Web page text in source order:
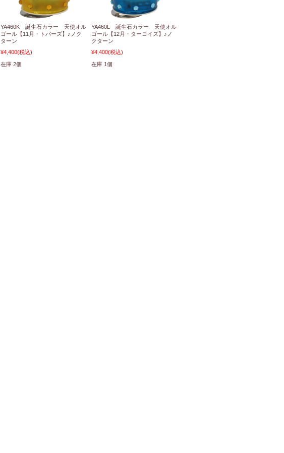
YA460K 誕生石カラー 天使オル
ゴール【11月・トパーズ】♪ノク
ターン
¥4,400(税込)
在庫 2個
YA460L 誕生石カラー 天使オル
ゴール【12月・ターコイズ】♪ノ
クターン
¥4,400(税込)
在庫 1個